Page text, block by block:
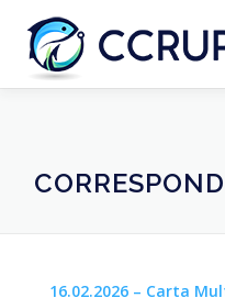
16.02.2026 – Carta